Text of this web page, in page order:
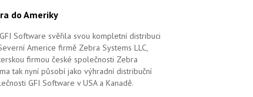
do Ameriky
Software svěřila svou kompletní distribuci
Americe firmě Zebra Systems LLC,
firmou české společnosti Zebra
tak nyní působí jako výhradní distribuční
GFI Software v USA a Kanadě.